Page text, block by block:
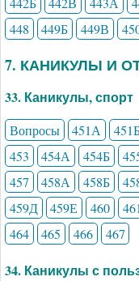
448
449Б 449В
7. КАНИКУЛЫ И
33. Каникулы, спорт
Вопросы 451А
453
454А 454Б
457
458А 458Б
459Д
459Е 460
464
465 466 467
34. Каникулы с